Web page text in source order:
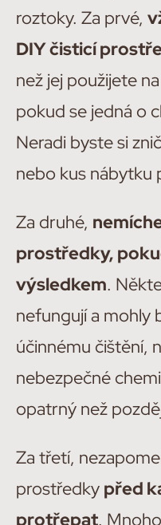
roztoky. Za prvé,
DIY čisticí
než jej použijete
pokud se jedná o
Neradi byste si
nebo kus nábytku
Za druhé,
prostředky,
výsledkem.
nefungují a mohly
účinnému čištění,
nebezpečné
opatrný než
Za třetí,
prostředky před
protřepat.